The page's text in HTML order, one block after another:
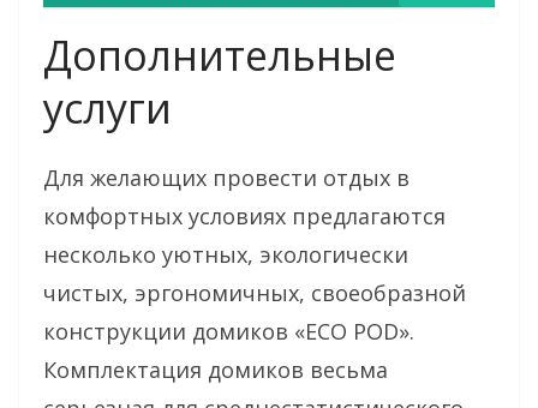
Дополнительные
услуги
Для желающих провести отдых в
комфортных условиях предлагаются
несколько уютных, экологически
чистых, эргономичных, своеобразной
конструкции домиков «ECO POD».
Комплектация домиков весьма